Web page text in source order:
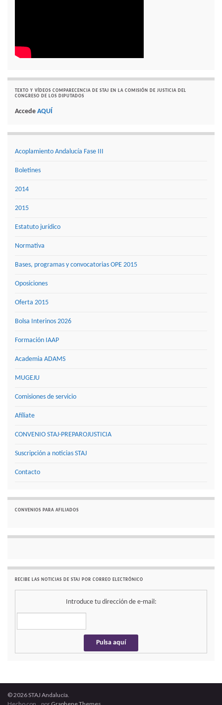
TEXTO Y VÍDEOS COMPARECENCIA DE STAJ EN LA COMISIÓN DE JUSTICIA DEL
CONGRESO DE LOS DIPUTADOS
Accede AQUÍ
Acoplamiento Andalucía Fase III
Boletines
2014
2015
Estatuto jurídico
Normativa
Bases, programas y convocatorias OPE 2015
Oposiciones
Oferta 2015
Bolsa Interinos 2026
Formación IAAP
Academia ADAMS
MUGEJU
Comisiones de servicio
Afíliate
CONVENIO STAJ-PREPAROJUSTICIA
Suscripción a noticias STAJ
Contacto
CONVENIOS PARA AFILIADOS
RECIBE LAS NOTICIAS DE STAJ POR CORREO ELECTRÓNICO
Introduce tu dirección de e-mail:
© 2026 STAJ Andalucía.